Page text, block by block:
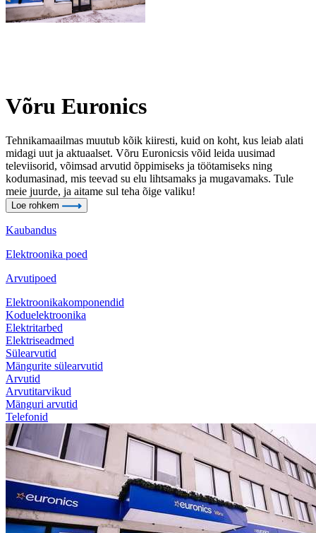
Võru Euronics
Tehnikamaailmas muutub kõik kiiresti, kuid on koht, kus leiab alati
midagi uut ja aktuaalset. Võru Euronicsis võid leida uusimad
televiisorid, võimsad arvutid õppimiseks ja töötamiseks ning
kodumasinad, mis teevad su elu lihtsamaks ja mugavamaks. Tule
meie juurde, ja aitame sul teha õige valiku!
Loe rohkem
Kaubandus
Elektroonika poed
Arvutipoed
Elektroonikakomponendid
Koduelektroonika
Elektritarbed
Elektriseadmed
Sülearvutid
Mängurite sülearvutid
Arvutid
Arvutitarvikud
Mänguri arvutid
Telefonid